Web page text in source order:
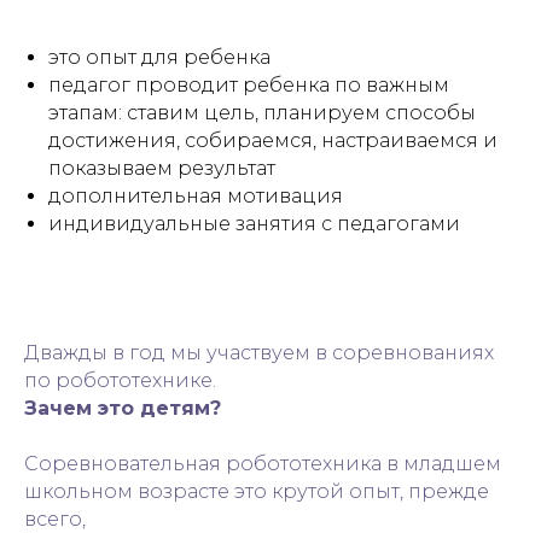
это опыт для ребенка
педагог проводит ребенка по важным
этапам: ставим цель, планируем способы
достижения, собираемся, настраиваемся и
показываем результат
дополнительная мотивация
индивидуальные занятия с педагогами
Дважды в год мы участвуем в соревнованиях
по робототехнике.
Зачем это детям?
Соревновательная робототехника в младшем
школьном возрасте это крутой опыт, прежде
всего,